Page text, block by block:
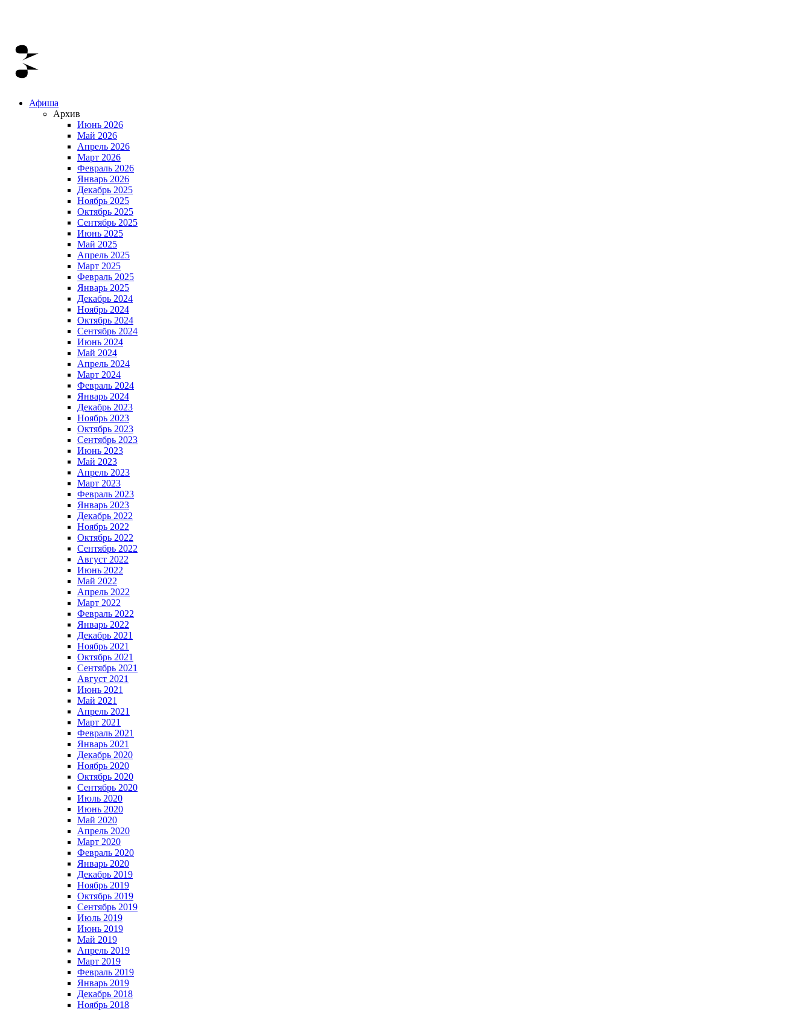
Афиша
Архив
Июнь 2026
Май 2026
Апрель 2026
Март 2026
Февраль 2026
Январь 2026
Декабрь 2025
Ноябрь 2025
Октябрь 2025
Сентябрь 2025
Июнь 2025
Май 2025
Апрель 2025
Март 2025
Февраль 2025
Январь 2025
Декабрь 2024
Ноябрь 2024
Октябрь 2024
Сентябрь 2024
Июнь 2024
Май 2024
Апрель 2024
Март 2024
Февраль 2024
Январь 2024
Декабрь 2023
Ноябрь 2023
Октябрь 2023
Сентябрь 2023
Июнь 2023
Май 2023
Апрель 2023
Март 2023
Февраль 2023
Январь 2023
Декабрь 2022
Ноябрь 2022
Октябрь 2022
Сентябрь 2022
Август 2022
Июнь 2022
Май 2022
Апрель 2022
Март 2022
Февраль 2022
Январь 2022
Декабрь 2021
Ноябрь 2021
Октябрь 2021
Сентябрь 2021
Август 2021
Июнь 2021
Май 2021
Апрель 2021
Март 2021
Февраль 2021
Январь 2021
Декабрь 2020
Ноябрь 2020
Октябрь 2020
Сентябрь 2020
Июль 2020
Июнь 2020
Май 2020
Апрель 2020
Март 2020
Февраль 2020
Январь 2020
Декабрь 2019
Ноябрь 2019
Октябрь 2019
Сентябрь 2019
Июль 2019
Июнь 2019
Май 2019
Апрель 2019
Март 2019
Февраль 2019
Январь 2019
Декабрь 2018
Ноябрь 2018